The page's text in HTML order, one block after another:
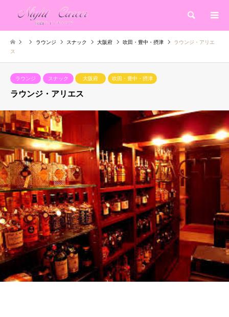
検索
ラウンジ スナック 大阪府 吹田・豊中・摂津
ラウンジ・アリエ
ス
ラウンジ スナック 大阪府 吹田・豊中・摂津
ラウンジ・アリエス